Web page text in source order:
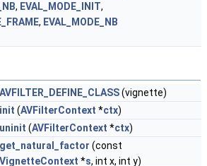
, EVAL_MODE_INIT,
, EVAL_MODE_NB
AVFILTER_DEFINE_CLASS(vignette)
init (AVFilterContext *ctx)
uninit (AVFilterContext *ctx)
get_natural_factor (const
VignetteContext *s, int x, int y)